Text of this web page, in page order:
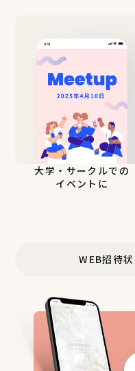
大学・サークルでの
イベントに
WEB招待